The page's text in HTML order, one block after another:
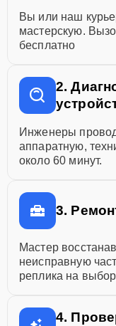
Вы или наш
мастерскую.
бесплатно
2.
Инженеры
аппаратную,
около 60 минут.
3.
Мастер
неисправную
реплика на
4.